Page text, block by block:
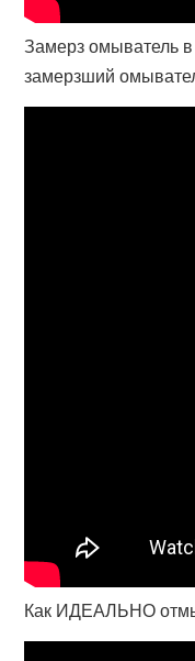
Замерз омыватель в
замерзший
Как ИДЕАЛЬНО